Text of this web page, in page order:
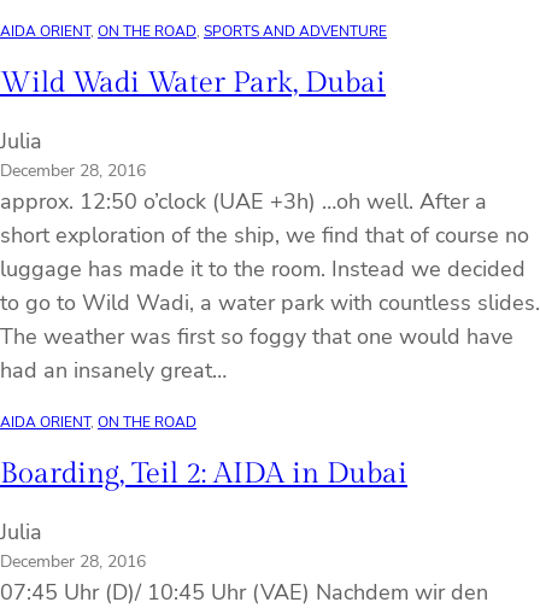
AIDA ORIENT, ON THE ROAD, SPORTS AND ADVENTURE
Wild Wadi Water Park, Dubai
Julia
December 28, 2016
approx. 12:50 o’clock (UAE +3h) …oh well. After a
short exploration of the ship, we find that of course no
luggage has made it to the room. Instead we decided
to go to Wild Wadi, a water park with countless slides.
The weather was first so foggy that one would have
had an insanely great…
AIDA ORIENT, ON THE ROAD
Boarding, Teil 2: AIDA in Dubai
Julia
December 28, 2016
07:45 Uhr (D)/ 10:45 Uhr (VAE) Nachdem wir den